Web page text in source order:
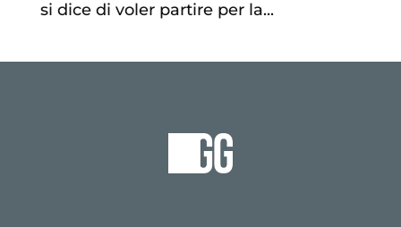
si dice di voler partire per la...